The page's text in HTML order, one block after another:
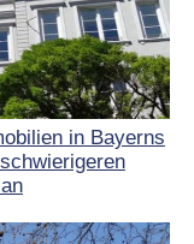
in Bayerns